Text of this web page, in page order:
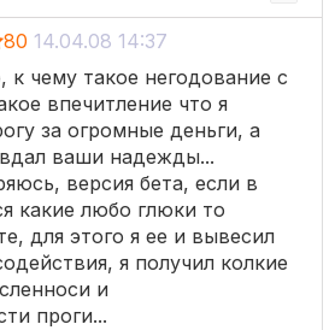
80 14.04.08 14:37
чему такое негодование с
впечитление что я
за огромные деньги, а
ваши надежды...
версия бета, если в
какие любо глюки то
для этого я ее и вывесил
я получил колкие
и
проги...